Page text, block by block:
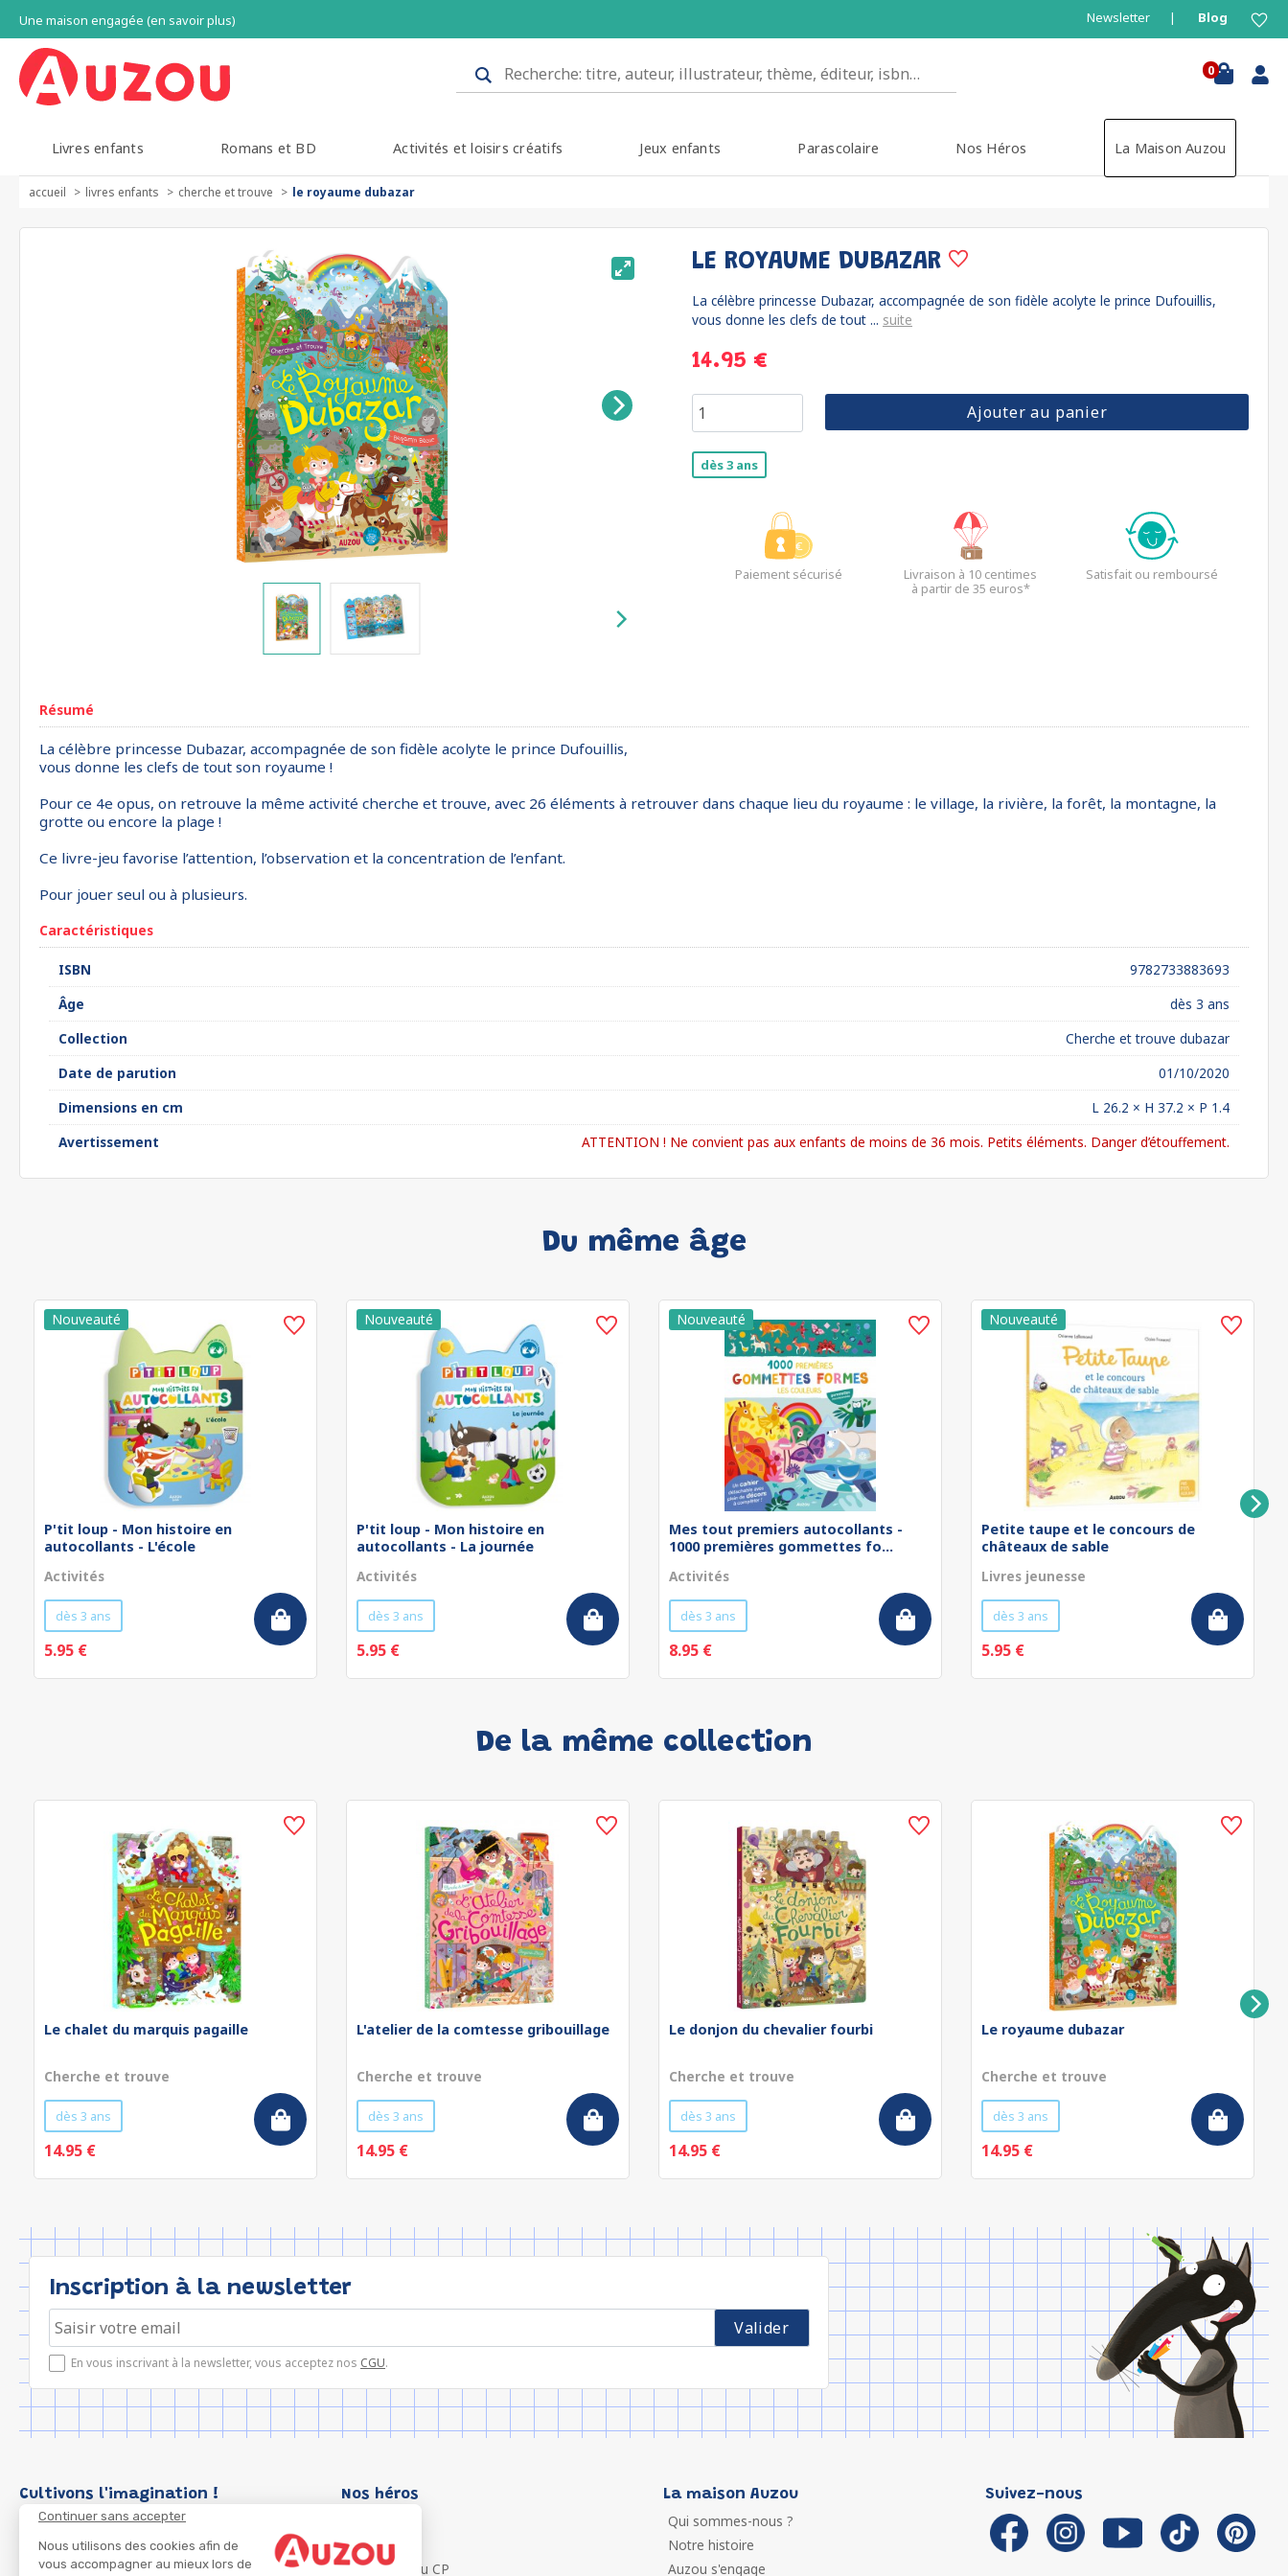
Continuer sans accepter
Nous utilisons des cookies afin de
vous accompagner au mieux lors de
Une maison engagée (en savoir plus) Newsletter Blog
0
Livres enfants Romans et BD Activités et loisirs créatifs Jeux enfants Parascolaire Nos Héros La Maison Auzou
accueil livres enfants cherche et trouve le royaume dubazar
LE ROYAUME DUBAZAR
La célèbre princesse Dubazar, accompagnée de son fidèle acolyte le prince Dufouillis,
vous donne les clefs de tout ... suite
14.95 €
Ajouter au panier
dès 3 ans
Paiement sécurisé
Livraison à 10 centimes
à partir de 35 euros*
Satisfait ou remboursé
Résumé
La célèbre princesse Dubazar, accompagnée de son fidèle acolyte le prince Dufouillis,
vous donne les clefs de tout son royaume !
Pour ce 4e opus, on retrouve la même activité cherche et trouve, avec 26 éléments à retrouver dans chaque lieu du royaume : le village, la rivière, la forêt, la montagne, la
grotte ou encore la plage !
Ce livre-jeu favorise l’attention, l’observation et la concentration de l’enfant.
Pour jouer seul ou à plusieurs.
Caractéristiques
ISBN
9782733883693
Âge
dès 3 ans
Collection
Cherche et trouve dubazar
Date de parution
01/10/2020
Dimensions en cm
L 26.2 × H 37.2 × P 1.4
Avertissement
ATTENTION ! Ne convient pas aux enfants de moins de 36 mois. Petits éléments. Danger d’étouffement.
Du même âge
P'tit loup - Mon histoire en
autocollants - L'école
Activités
dès 3 ans
5.95 €
P'tit loup - Mon histoire en
autocollants - La journée
Activités
dès 3 ans
5.95 €
Mes tout premiers autocollants -
1000 premières gommettes fo...
Activités
dès 3 ans
8.95 €
Petite taupe et le concours de
châteaux de sable
Livres jeunesse
dès 3 ans
5.95 €
De la même collection
Le chalet du marquis pagaille
Cherche et trouve
dès 3 ans
14.95 €
L'atelier de la comtesse gribouillage
Cherche et trouve
dès 3 ans
14.95 €
Le donjon du chevalier fourbi
Cherche et trouve
dès 3 ans
14.95 €
Le royaume dubazar
Cherche et trouve
dès 3 ans
14.95 €
Inscription à la newsletter
En vous inscrivant à la newsletter, vous acceptez nos CGU.
Cultivons l'imagination ! Nos héros
P'tit Loup
Les Héros du CP
La maison Auzou
Qui sommes-nous ?
Notre histoire
Auzou s'engage
Suivez-nous